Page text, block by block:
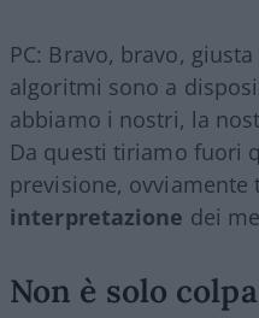
PC: Bravo, bravo,
algoritmi sono a
abbiamo i nostri, la
Da questi tiriamo fuori
previsione, ovviamente
interpretazione dei
Non è solo